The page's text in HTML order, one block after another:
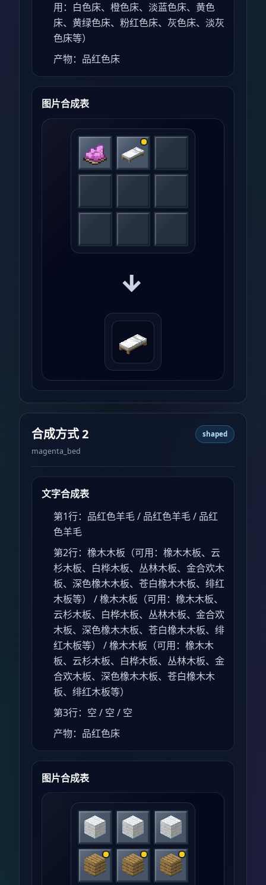
用：白色床、橙色床、淡蓝色床、黄色
床、黄绿色床、粉红色床、灰色床、淡灰
色床等）
产物：品红色床
图片合成表
→
合成方式 2
magenta_bed
shaped
文字合成表
第1行：品红色羊毛 / 品红色羊毛 / 品红
色羊毛
第2行：橡木木板（可用：橡木木板、云
杉木板、白桦木板、丛林木板、金合欢木
板、深色橡木木板、苍白橡木木板、绯红
木板等） / 橡木木板（可用：橡木木板、
云杉木板、白桦木板、丛林木板、金合欢
木板、深色橡木木板、苍白橡木木板、绯
红木板等） / 橡木木板（可用：橡木木
板、云杉木板、白桦木板、丛林木板、金
合欢木板、深色橡木木板、苍白橡木木
板、绯红木板等）
第3行：空 / 空 / 空
产物：品红色床
图片合成表